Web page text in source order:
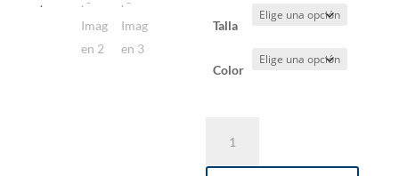
Talla
Color
Softshell
I.M.U.